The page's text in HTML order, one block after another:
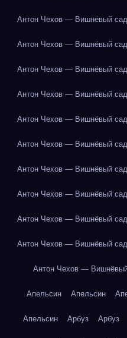
Антон Чехов — Вишнёвый сад
Антон Чехов — Вишнёвый сад
Антон Чехов — Вишнёвый сад
Антон Чехов — Вишнёвый сад
Антон Чехов — Вишнёвый сад
Антон Чехов — Вишнёвый сад
Антон Чехов — Вишнёвый сад
Антон Чехов — Вишнёвый сад
Антон Чехов — Вишнёвый сад
Антон Чехов — Вишнёвый сад
Антон Чехов —
Апельсин Апельсин
Апельсин Арбуз Арбуз